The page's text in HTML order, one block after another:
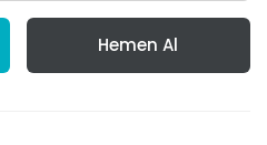
Hemen Al